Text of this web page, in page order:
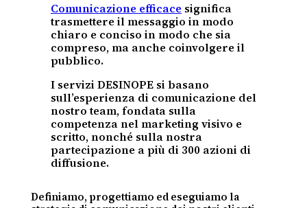
Comunicazione efficace significa
trasmettere il messaggio in modo
chiaro e conciso in modo che sia
compreso, ma anche coinvolgere il
pubblico.
I servizi DESINOPE si basano
sull’esperienza di comunicazione del
nostro team, fondata sulla
competenza nel marketing visivo e
scritto, nonché sulla nostra
partecipazione a più di 300 azioni di
diffusione.
Definiamo, progettiamo ed eseguiamo la